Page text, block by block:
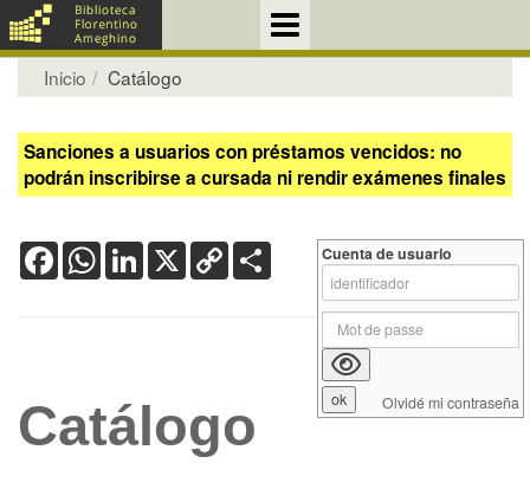
Inicio Catálogo
Sanciones a usuarios con préstamos vencidos: no
podrán inscribirse a cursada ni rendir exámenes finales
FacebookWhatsApp
LinkedIn
X Copy
Link
Catálogo
Cuenta de usuario
Olvidé mi contraseña